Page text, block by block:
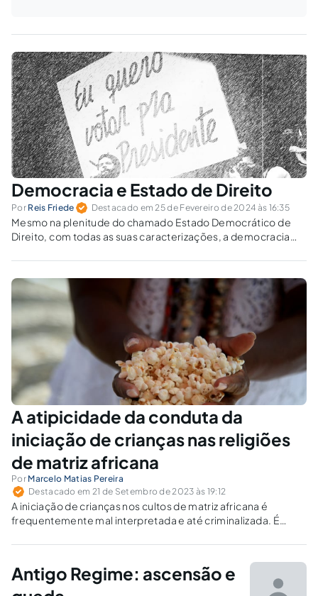
Democracia e Estado de Direito
Por Reis Friede Destacado em 25 de Fevereiro de 2024 às 16:35
Mesmo na plenitude do chamado Estado Democrático de
Direito, com todas as suas caracterizações, a democracia
A atipicidade da conduta da
iniciação de crianças nas religiões
de matriz africana
Por Marcelo Matias Pereira
Destacado em 21 de Setembro de 2023 às 19:12
A iniciação de crianças nos cultos de matriz africana é
frequentemente mal interpretada e até criminalizada. É
liberdade de culto.
Antigo Regime: ascensão e